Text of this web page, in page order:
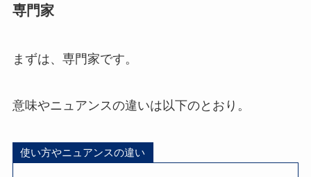
専門家
まずは、専門家です。
意味やニュアンスの違いは以下のとおり。
使い方やニュアンスの違い